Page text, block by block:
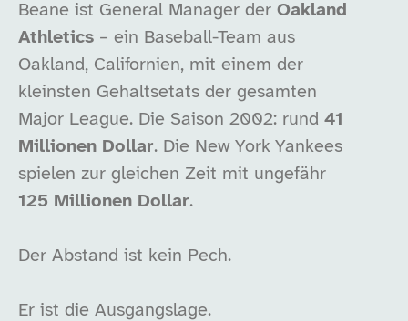
Beane ist General Manager der Oakland
Athletics – ein Baseball-Team aus
Oakland, Californien, mit einem der
kleinsten Gehaltsetats der gesamten
Major League. Die Saison 2002: rund 41
Millionen Dollar. Die New York Yankees
spielen zur gleichen Zeit mit ungefähr
125 Millionen Dollar.
Der Abstand ist kein Pech.
Er ist die Ausgangslage.